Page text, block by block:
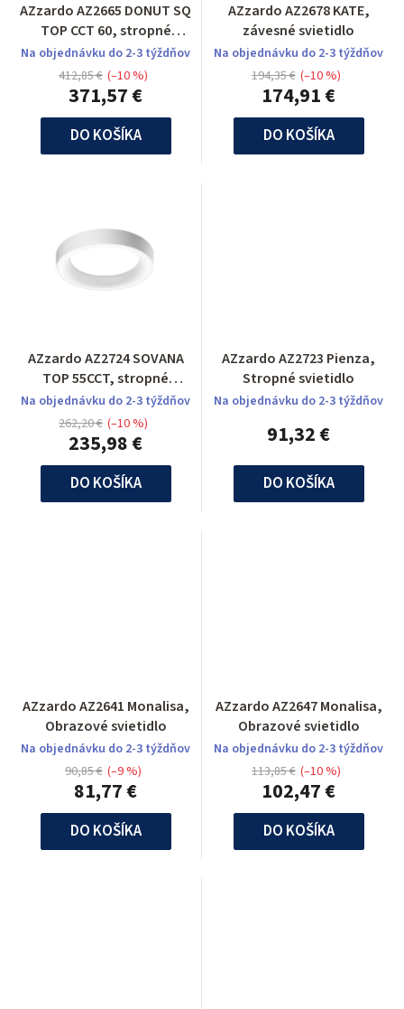
AZzardo AZ2665 DONUT SQ
TOP CCT 60, stropné
svietidlo
Na objednávku do 2-3 týždňov
371,57 €
412,85 € (–10 %)
DO KOŠÍKA
AZzardo AZ2678 KATE,
závesné svietidlo
Na objednávku do 2-3 týždňov
174,91 €
194,35 € (–10 %)
DO KOŠÍKA
AZzardo AZ2724 SOVANA
TOP 55CCT, stropné
svietidlo
Na objednávku do 2-3 týždňov
235,98 €
262,20 € (–10 %)
DO KOŠÍKA
AZzardo AZ2723 Pienza,
Stropné svietidlo
Na objednávku do 2-3 týždňov
91,32 €
DO KOŠÍKA
AZzardo AZ2641 Monalisa,
Obrazové svietidlo
Na objednávku do 2-3 týždňov
81,77 €
90,85 € (–9 %)
DO KOŠÍKA
AZzardo AZ2647 Monalisa,
Obrazové svietidlo
Na objednávku do 2-3 týždňov
102,47 €
113,85 € (–10 %)
DO KOŠÍKA